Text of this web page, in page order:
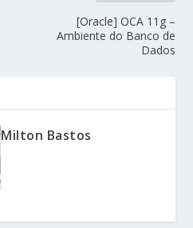
[Oracle] OCA 11g –
Ambiente do Banco de
Dados
Milton Bastos